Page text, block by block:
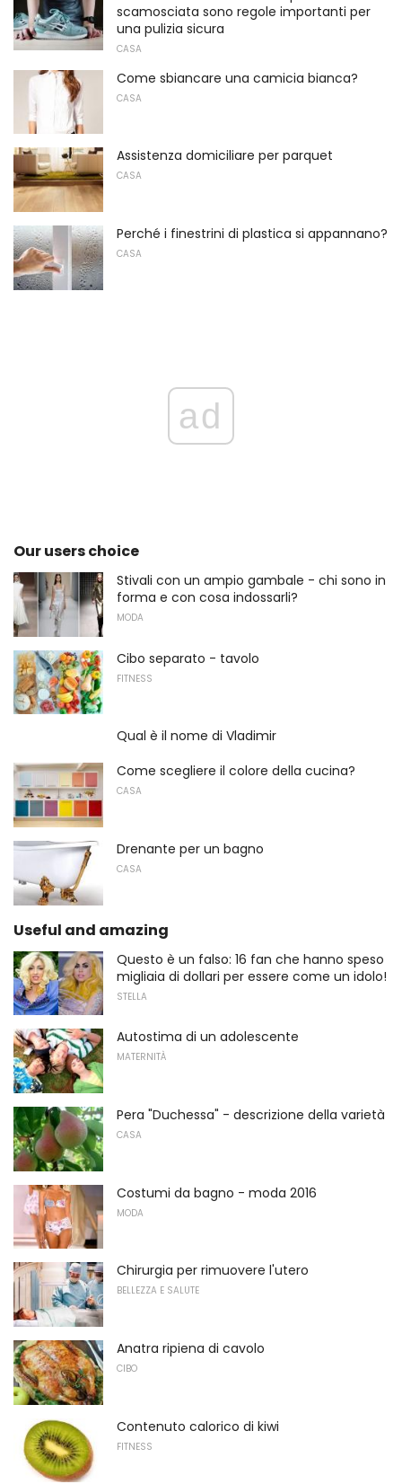
scamosciata sono regole importanti per
una pulizia sicura
CASA
Come sbiancare una camicia bianca?
CASA
Assistenza domiciliare per parquet
CASA
Perché i finestrini di plastica si appannano?
CASA
ad
Our users choice
Stivali con un ampio gambale - chi sono in
forma e con cosa indossarli?
MODA
Cibo separato - tavolo
FITNESS
Qual è il nome di Vladimir
Come scegliere il colore della cucina?
CASA
Drenante per un bagno
CASA
Useful and amazing
Questo è un falso: 16 fan che hanno speso
migliaia di dollari per essere come un idolo!
STELLA
Autostima di un adolescente
MATERNITÀ
Pera "Duchessa" - descrizione della varietà
CASA
Costumi da bagno - moda 2016
MODA
Chirurgia per rimuovere l'utero
BELLEZZA E SALUTE
Anatra ripiena di cavolo
CIBO
Contenuto calorico di kiwi
FITNESS